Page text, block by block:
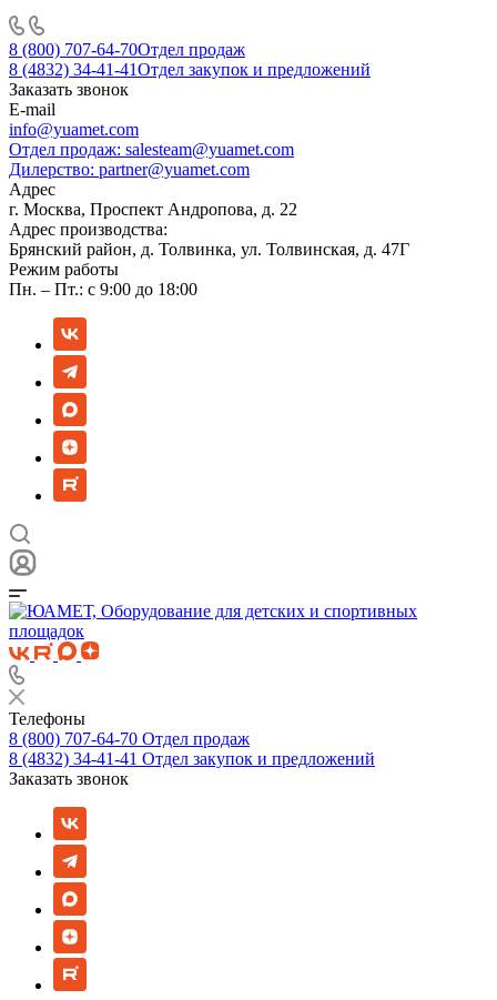
8 (800) 707-64-70Отдел продаж
8 (4832) 34-41-41Отдел закупок и предложений
Заказать звонок
E-mail
info@yuamet.com
Отдел продаж: salesteam@yuamet.com
Дилерство: partner@yuamet.com
Адрес
г. Москва, Проспект Андропова, д. 22
Адрес производства:
Брянский район, д. Толвинка, ул. Толвинская, д. 47Г
Режим работы
Пн. – Пт.: с 9:00 до 18:00
Телефоны
8 (800) 707-64-70 Отдел продаж
8 (4832) 34-41-41 Отдел закупок и предложений
Заказать звонок